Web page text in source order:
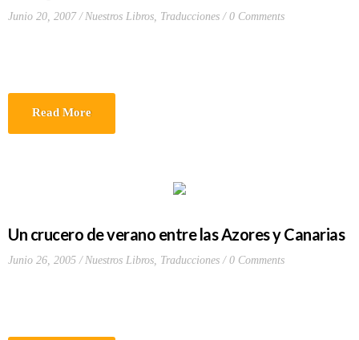
Junio 20, 2007 Nuestros Libros, Traducciones 0 Comments
Read More
Un crucero de verano entre las Azores y Canarias
Junio 26, 2005 Nuestros Libros, Traducciones 0 Comments